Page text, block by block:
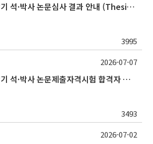
2026학년도 1학기 석·박사 논문심사 결과 안내 (Thesis Defense Result)
3995
2026학년도 2학기 석·박사 논문제출자격시험 합격자 공고(TSQ Exam Result)
3493
2026-07-07
2026-07-02